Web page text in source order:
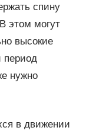
спину
этом могут
высокие
период
нужно
в движении